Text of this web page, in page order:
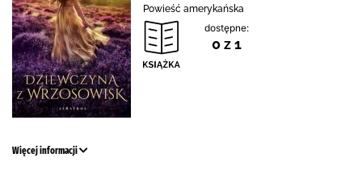
Powieść amerykańska
dostępne:
0 z 1
Więcej informacji